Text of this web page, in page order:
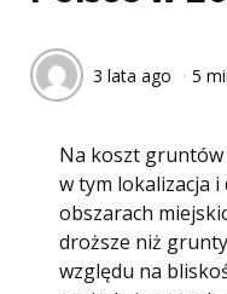
3 lata ago 5
Na koszt gruntów
w tym lokalizacja
obszarach
droższe niż
względu na